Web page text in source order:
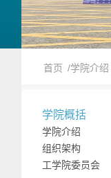
首页 /学院介绍
学院概括
学院介绍
组织架构
工学院委员会